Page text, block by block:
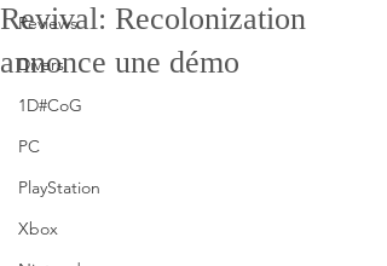
Reviews
Divers
1D#CoG
PC
PlayStation
Xbox
Revival: Recolonization
annonce une démo